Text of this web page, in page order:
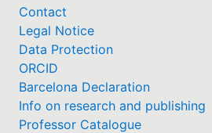
Contact
Legal Notice
Data Protection
ORCID
Barcelona Declaration
Info on research and publishing
Professor Catalogue